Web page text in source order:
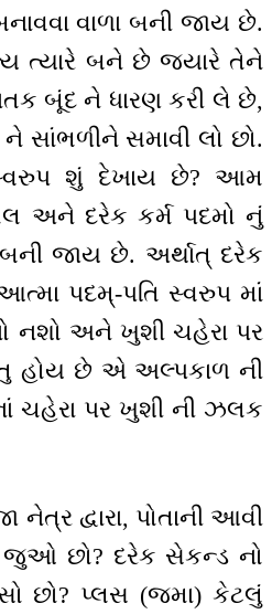
વાળા બની જાય છે.
બને છે જ્યારે તેને
બૂંદ ને ધારણ કરી લે છે,
સાંભળીને સમાવી લો છો.
સ્વરુપ શું દેખાય છે? આમ
અને દરેક કર્મ પદમો નું
જાય છે. અર્થાત્ દરેક
પદમ્-પતિ સ્વરુપ માં
નશો અને ખુશી ચહેરા પર
હોય છે એ અલ્પકાળ ની
ચહેરા પર ખુશી ની ઝલક
નેત્ર દ્વારા, પોતાની આવી
છો? દરેક સેકન્ડ નો
છો? પ્લસ (જમા) કેટલું